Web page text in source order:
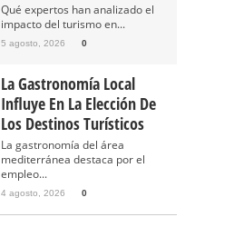
Qué expertos han analizado el
impacto del turismo en...
5 agosto, 2026 0
La Gastronomía Local
Influye En La Elección De
Los Destinos Turísticos
La gastronomía del área
mediterránea destaca por el
empleo...
4 agosto, 2026 0